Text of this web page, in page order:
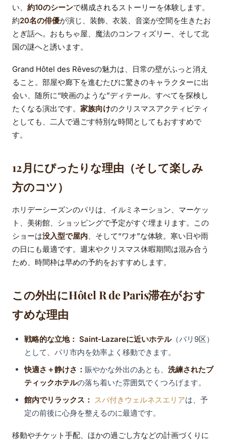
い、 約10のシーンで構成されるストーリーを体験します。
約20名の俳優が演じ、装飾、衣装、音楽が空間を生きたお
とぎ話へ。おもちゃ屋、魔法のコンフィズリー、そして北
国の謎へと誘います。
Grand Hôtel des Rêvesの魅力は、日常の壁がふっと消え
ること。部屋や廊下を進むたびに驚きのキャラクターに出
会い、随所に“映画のような”ディテール。すべてを探検し
たくなる演出です。 家族向けのクリスマスアクティビティ
としても、二人で過ごす特別な時間としてもおすすめで
す。
12月にぴったりな理由（そして楽しみ
方のコツ）
ホリデーシーズンのパリは、イルミネーション、マーケッ
ト、美術館、ショッピングで予定がすぐ埋まります。この
ショーは没入型で屋内、そして“ワオ”な体験。寒い日や雨
の日にも最適です。週末やクリスマス休暇期間は混み合う
ため、時間枠は早めの予約をおすすめします。
この外出にHôtel R de Paris滞在がおす
すめな理由
戦略的な立地： Saint-Lazareに近いホテル（パリ9区）
として、パリ市内を効率よく移動できます。
快適さ＋静けさ： 賑やかな外出のあとも、 洗練されたブ
ティックホテルの落ち着いた雰囲気でくつろげます。
館内でリラックス： スパ付きウェルネスエリアは、予
定の前後に心身を整えるのに最適です。
移動やチケット手配、ほかの過ごし方などの計画づくりに